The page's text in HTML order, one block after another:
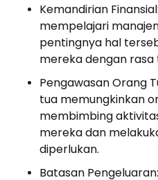
Kemandirian
mempelajari
pentingnya hal
mereka dengan rasa
Pengawasan Orang
tua memungkinkan
membimbing
mereka dan
diperlukan.
Batasan